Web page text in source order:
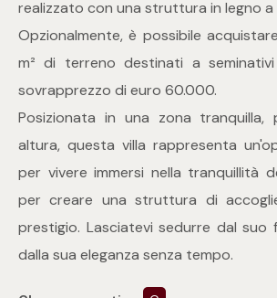
realizzato con una struttura in legno
Opzionalmente, è possibile
m² di terreno destinati a
sovrapprezzo di euro 60.000.
Posizionata in una zona tranquilla,
altura, questa villa rappresenta
per vivere immersi nella tranquillità
per creare una struttura di
prestigio. Lasciatevi sedurre dal suo
dalla sua eleganza senza tempo.
3
4
5
5+
Camere